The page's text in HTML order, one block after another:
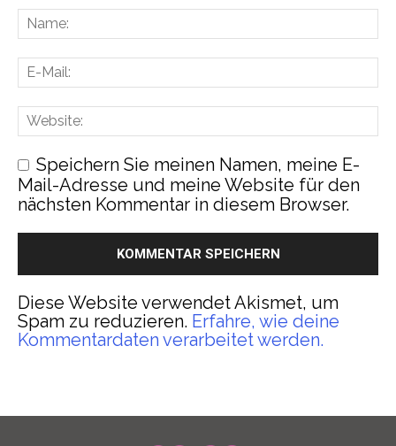
Speichern Sie meinen Namen, meine E-
Mail-Adresse und meine Website für den
nächsten Kommentar in diesem Browser.
Diese Website verwendet Akismet, um
Spam zu reduzieren. Erfahre, wie deine
Kommentardaten verarbeitet werden.